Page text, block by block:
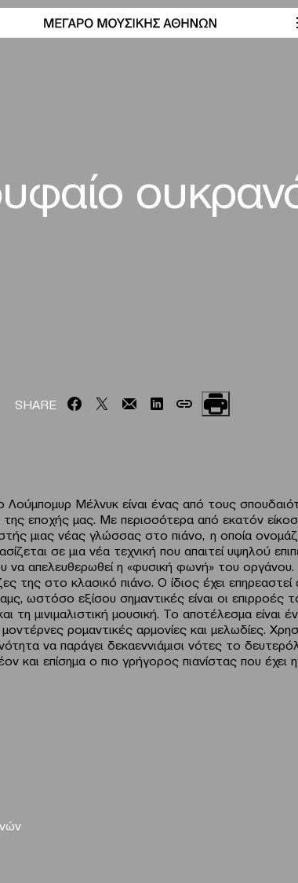
SHARE
Λούμπομυρ Μέλνυκ είναι ένας από τους
της εποχής μας. Με περισσότερα από εκατόν
μιας νέας γλώσσας στο πιάνο, η οποία
σε μια νέα τεχνική που απαιτεί υψηλού
να απελευθερωθεί η «φυσική φωνή» του
της στο κλασικό πιάνο. Ο ίδιος έχει
ωστόσο εξίσου σημαντικές είναι οι επιρροές
τη μινιμαλιστική μουσική. Το αποτέλεσμα είναι
ρομαντικές αρμονίες και μελωδίες.
να παράγει δεκαεννιάμισι νότες το
και επίσημα ο πιο γρήγορος πιανίστας που έχει